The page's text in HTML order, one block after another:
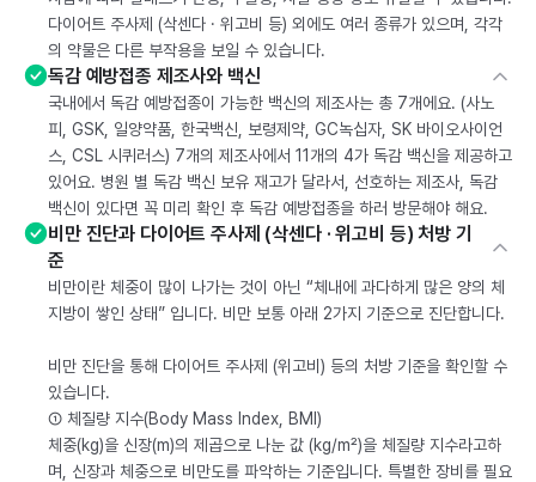
다이어트 주사제 (삭센다 · 위고비 등) 외에도 여러 종류가 있으며, 각각
의 약물은 다른 부작용을 보일 수 있습니다.
독감 예방접종 제조사와 백신
국내에서 독감 예방접종이 가능한 백신의 제조사는 총 7개에요. (사노
피, GSK, 일양약품, 한국백신, 보령제약, GC녹십자, SK 바이오사이언
스, CSL 시퀴러스) 7개의 제조사에서 11개의 4가 독감 백신을 제공하고
있어요. 병원 별 독감 백신 보유 재고가 달라서, 선호하는 제조사, 독감
백신이 있다면 꼭 미리 확인 후 독감 예방접종을 하러 방문해야 해요.
비만 진단과 다이어트 주사제 (삭센다 · 위고비 등) 처방 기
준
비만이란 체중이 많이 나가는 것이 아닌 “체내에 과다하게 많은 양의 체
지방이 쌓인 상태” 입니다. 비만 보통 아래 2가지 기준으로 진단합니다.
비만 진단을 통해 다이어트 주사제 (위고비) 등의 처방 기준을 확인할 수
있습니다.
① 체질량 지수(Body Mass Index, BMI)
체중(kg)을 신장(m)의 제곱으로 나눈 값 (kg/m²)을 체질량 지수라고하
며, 신장과 체중으로 비만도를 파악하는 기준입니다. 특별한 장비를 필요